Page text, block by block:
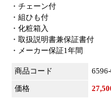
・チェーン付
・組ひも付
・化粧箱入
・取扱説明書兼保証書付
・メーカー保証1年間
商品コード
価格